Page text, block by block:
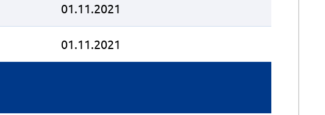
01.11.2021
01.11.2021